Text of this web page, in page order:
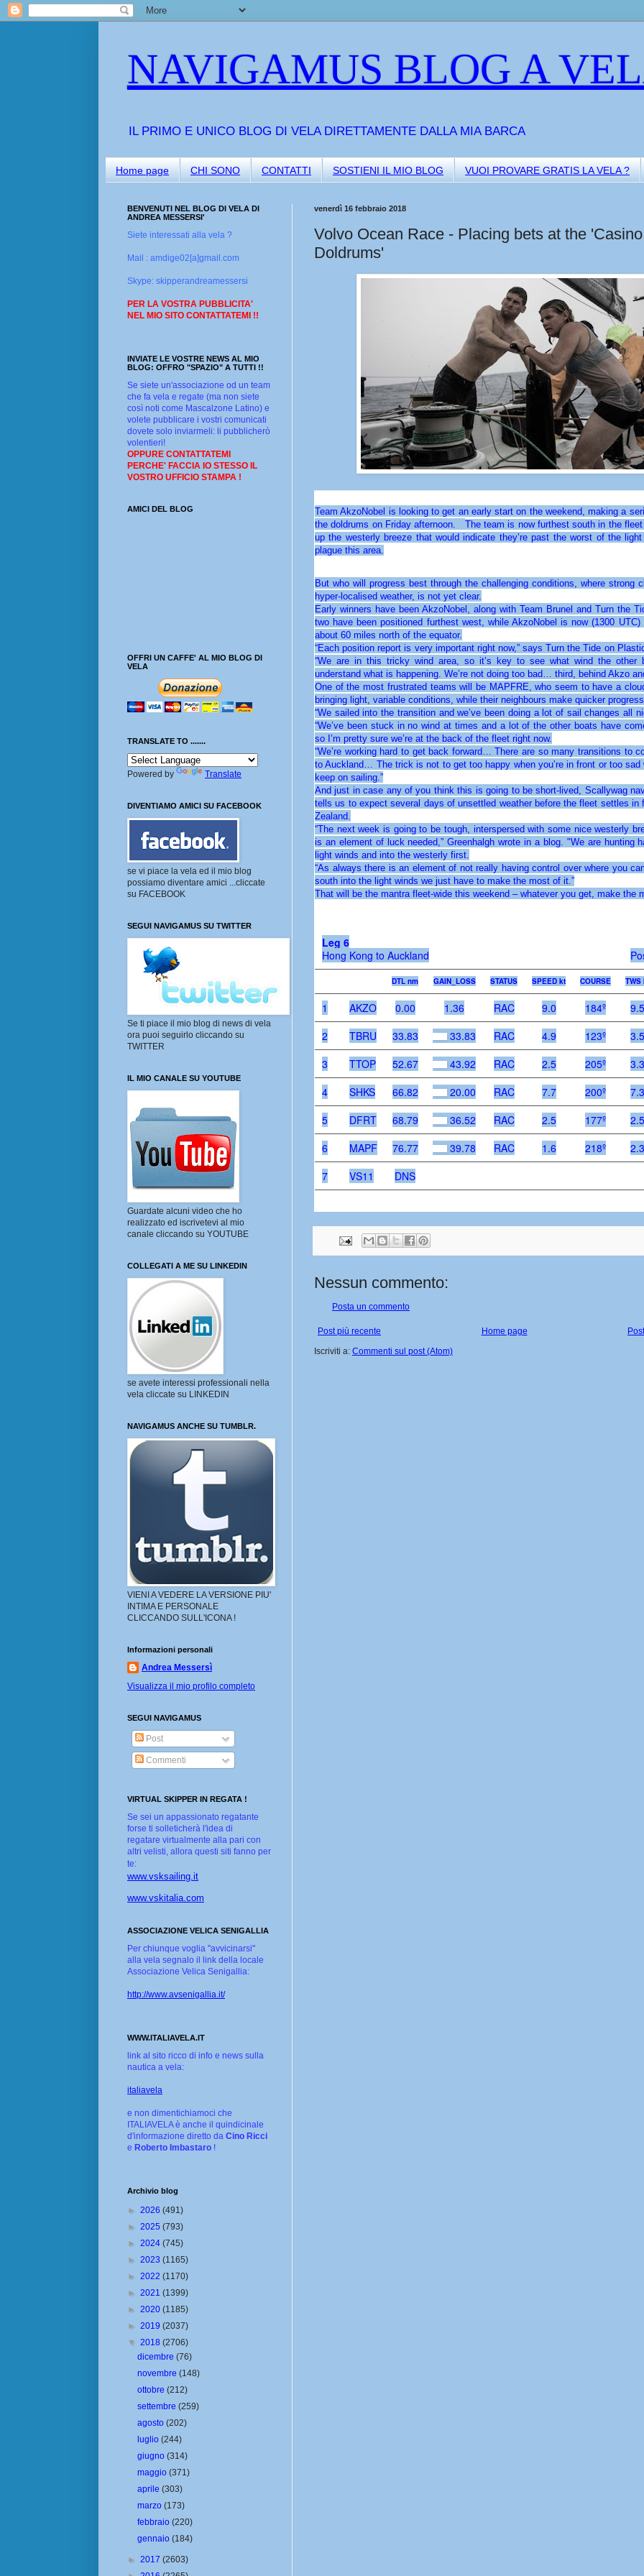
NAVIGAMUS BLOG A
IL PRIMO E UNICO BLOG DI VELA DIRETTAMENTE DALLA MIA BARCA
Home page CHI SONO CONTATTI SOSTIENI IL MIO BLOG VUOI PROVARE GRATIS LA VELA ?
venerdì 16 febbraio 2018
Volvo Ocean Race - Placing bets at the 'Casino
Doldrums'
Team AkzoNobel is looking to get an early start on the weekend, making a
the doldrums on Friday afternoon. The team is now furthest south in the
up the westerly breeze that would indicate they’re past the worst of the
plague this area.
But who will progress best through the challenging conditions, where strong
hyper-localised weather, is not yet clear.
Early winners have been AkzoNobel, along with Team Brunel and Turn the
two have been positioned furthest west, while AkzoNobel is now (1300 UTC)
about 60 miles north of the equator.
“Each position report is very important right now,” says Turn the Tide on
“We are in this tricky wind area, so it’s key to see what wind the other
understand what is happening. We’re not doing too bad… third, behind Akzo
One of the most frustrated teams will be MAPFRE, who seem to have a
bringing light, variable conditions, while their neighbours make quicker progress.
“We sailed into the transition and we’ve been doing a lot of sail changes all
“We’ve been stuck in no wind at times and a lot of the other boats have
so I’m pretty sure we’re at the back of the fleet right now.
“We’re working hard to get back forward… There are so many transitions to
to Auckland… The trick is not to get too happy when you’re in front or too sad
keep on sailing.”
And just in case any of you think this is going to be short-lived, Scallywag
tells us to expect several days of unsettled weather before the fleet settles in
Zealand.
“The next week is going to be tough, interspersed with some nice westerly
is an element of luck needed,” Greenhalgh wrote in a blog. "We are hunting
light winds and into the westerly first.
“As always there is an element of not really having control over where you
south into the light winds we just have to make the most of it.”
That will be the mantra fleet-wide this weekend – whatever you get, make the
Leg 6
Hong Kong to Auckland
DTL nm GAIN_LOSS STATUS SPEED kt COURSE TWS
1 AKZO 0.00 1.36 RAC 9.0 184º 9.5
2
TBRU 33.83 33.83 RAC 4.9 123º 3.5
3
TTOP 52.67 43.92 RAC 2.5 205º 3.3
4
SHKS 66.82 20.00 RAC 7.7 200º 7.3
5
DFRT 68.79 36.52 RAC 2.5 177º 2.5
6
MAPF 76.77 39.78 RAC 1.6 218º 2.3
7
VS11 DNS
Nessun commento:
Posta un commento
Post più recente
Home page
Iscriviti a: Commenti sul post (Atom)
BENVENUTI NEL BLOG DI VELA DI
ANDREA MESSERSI'
Siete interessati alla vela ?
Mail : amdige02[a]gmail.com
Skype: skipperandreamessersi
PER LA VOSTRA PUBBLICITA'
NEL MIO SITO CONTATTATEMI !!
INVIATE LE VOSTRE NEWS AL MIO
BLOG: OFFRO "SPAZIO" A TUTTI !!
Se siete un'associazione od un team
che fa vela e regate (ma non siete
così noti come Mascalzone Latino) e
volete pubblicare i vostri comunicati
dovete solo inviarmeli: li pubblicherò
volentieri!
OPPURE CONTATTATEMI
PERCHE' FACCIA IO STESSO IL
VOSTRO UFFICIO STAMPA !
AMICI DEL BLOG
OFFRI UN CAFFE' AL MIO BLOG DI
VELA
TRANSLATE TO .......
Powered by Translate
DIVENTIAMO AMICI SU FACEBOOK
se vi piace la vela ed il mio blog
possiamo diventare amici ...cliccate
su FACEBOOK
SEGUI NAVIGAMUS SU TWITTER
Se ti piace il mio blog di news di vela
ora puoi seguirlo cliccando su
TWITTER
IL MIO CANALE SU YOUTUBE
Guardate alcuni video che ho
realizzato ed iscrivetevi al mio
canale cliccando su YOUTUBE
COLLEGATI A ME SU LINKEDIN
se avete interessi professionali nella
vela cliccate su LINKEDIN
NAVIGAMUS ANCHE SU TUMBLR.
VIENI A VEDERE LA VERSIONE PIU'
INTIMA E PERSONALE
CLICCANDO SULL'ICONA !
Informazioni personali
Andrea Messersì
Visualizza il mio profilo completo
SEGUI NAVIGAMUS
Post
Commenti
VIRTUAL SKIPPER IN REGATA !
Se sei un appassionato regatante
forse ti solleticherà l'idea di
regatare virtualmente alla pari con
altri velisti, allora questi siti fanno per
te:
www.vsksailing.it
www.vskitalia.com
ASSOCIAZIONE VELICA SENIGALLIA
Per chiunque voglia "avvicinarsi"
alla vela segnalo il link della locale
Associazione Velica Senigallia:
http://www.avsenigallia.it/
WWW.ITALIAVELA.IT
link al sito ricco di info e news sulla
nautica a vela:
italiavela
e non dimentichiamoci che
ITALIAVELA è anche il quindicinale
d'informazione diretto da Cino Ricci
e Roberto Imbastaro !
Archivio blog
► 2026 (491)
► 2025 (793)
► 2024 (745)
► 2023 (1165)
► 2022 (1170)
► 2021 (1399)
► 2020 (1185)
► 2019 (2037)
▼ 2018 (2706)
dicembre(76)
novembre(148)
ottobre(212)
settembre(259)
agosto(202)
luglio(244)
giugno(314)
maggio(371)
aprile(303)
marzo(173)
febbraio(220)
gennaio(184)
► 2017 (2603)